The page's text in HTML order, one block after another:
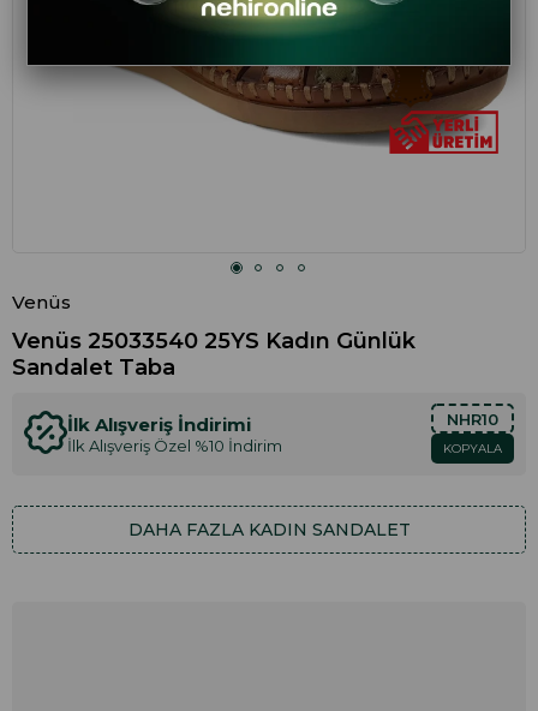
Venüs
Venüs 25033540 25YS Kadın Günlük
Sandalet Taba
İlk Alışveriş İndirimi
İlk Alışveriş Özel %10 İndirim
NHR10
KOPYALA
DAHA FAZLA KADIN SANDALET